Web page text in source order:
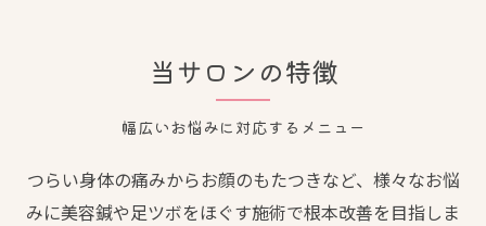
幅広いお悩みに対応するメニュー
当サロンの特徴
つらい身体の痛みからお顔のもたつきなど、様々なお悩
みに美容鍼や足ツボをほぐす施術で根本改善を目指しま